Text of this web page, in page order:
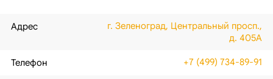
Адрес
г. Зеленоград, Центральный просп.,
д. 405А
Телефон +7 (499) 734-89-91